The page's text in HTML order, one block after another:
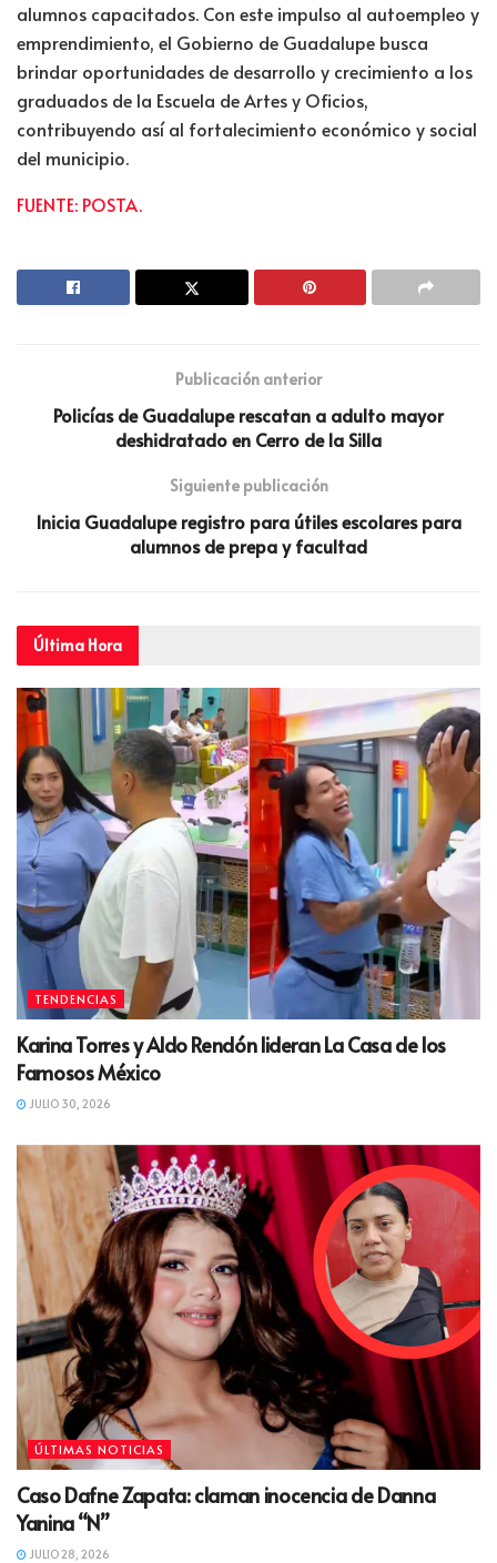
alumnos capacitados. Con este impulso al autoempleo y
emprendimiento, el Gobierno de Guadalupe busca
brindar oportunidades de desarrollo y crecimiento a los
graduados de la Escuela de Artes y Oficios,
contribuyendo así al fortalecimiento económico y social
del municipio.
FUENTE: POSTA.
Publicación anterior
Policías de Guadalupe rescatan a adulto mayor
deshidratado en Cerro de la Silla
Siguiente publicación
Inicia Guadalupe registro para útiles escolares para
alumnos de prepa y facultad
Última Hora
TENDENCIAS
Karina Torres y Aldo Rendón lideran La Casa de los
Famosos México
JULIO 30, 2026
ÚLTIMAS NOTICIAS
Caso Dafne Zapata: claman inocencia de Danna
Yanina “N”
JULIO 28, 2026